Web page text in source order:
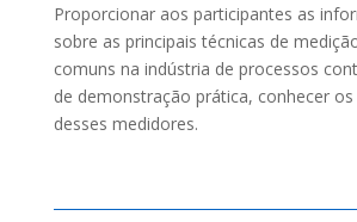
Proporcionar aos participantes as
sobre as principais técnicas de
comuns na indústria de processos
de demonstração prática, conhecer
desses medidores.